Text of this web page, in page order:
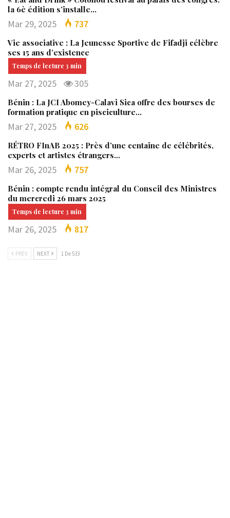
la 6è édition s’installe…
Mar 29, 2025 737
Vie associative : La Jeunesse Sportive de Fifadji célèbre
ses 15 ans d’existence
Mar 27, 2025 305
Bénin : La JCI Abomey-Calavi Sica offre des bourses de
formation pratique en pisciculture…
Mar 27, 2025 626
RÉTRO FInAB 2025 : Près d’une centaine de célébrités,
experts et artistes étrangers…
Mar 26, 2025 757
Bénin : compte rendu intégral du Conseil des Ministres
du mercredi 26 mars 2025
Mar 26, 2025 817
PREV NEXT 1 De 533